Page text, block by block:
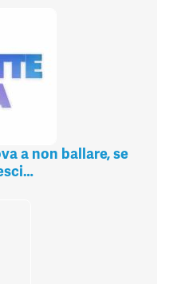
a non ballare, se